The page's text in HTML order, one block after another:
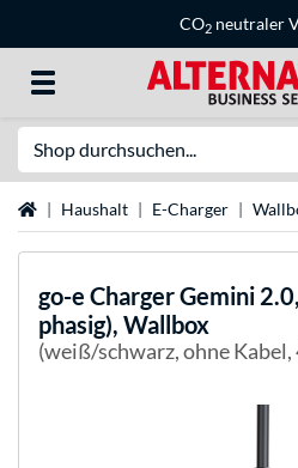
CO2 neutraler
StartseiteHaushalt E-Charger
go-e Charger Gemini
phasig), Wallbox
(weiß/schwarz, ohne Kabel,